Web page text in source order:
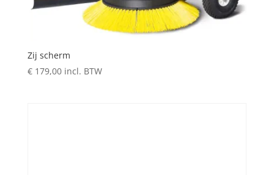
Zij scherm
€179,00 incl. BTW